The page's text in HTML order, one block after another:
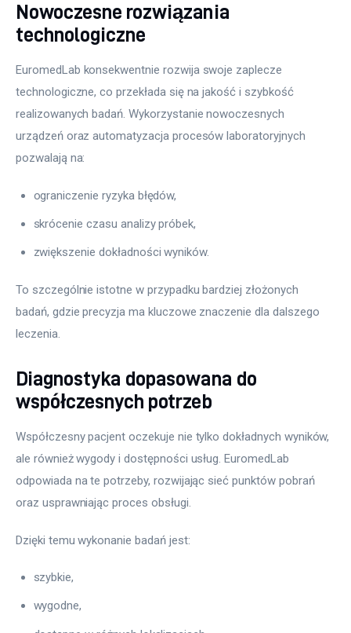
Nowoczesne rozwiązania
technologiczne
EuromedLab konsekwentnie rozwija swoje zaplecze
technologiczne, co przekłada się na jakość i szybkość
realizowanych badań. Wykorzystanie nowoczesnych
urządzeń oraz automatyzacja procesów laboratoryjnych
pozwalają na:
ograniczenie ryzyka błędów,
skrócenie czasu analizy próbek,
zwiększenie dokładności wyników.
To szczególnie istotne w przypadku bardziej złożonych
badań, gdzie precyzja ma kluczowe znaczenie dla dalszego
leczenia.
Diagnostyka dopasowana do
współczesnych potrzeb
Współczesny pacjent oczekuje nie tylko dokładnych wyników,
ale również wygody i dostępności usług. EuromedLab
odpowiada na te potrzeby, rozwijając sieć punktów pobrań
oraz usprawniając proces obsługi.
Dzięki temu wykonanie badań jest:
szybkie,
wygodne,